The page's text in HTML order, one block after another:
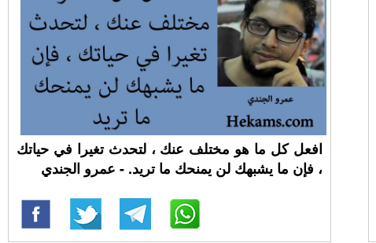
افعل كل ما هو مختلف عنك ، لتحدث تغيرا في حياتك
، فإن ما يشبهك لن يمنحك ما تريد. - عمرو الجندي